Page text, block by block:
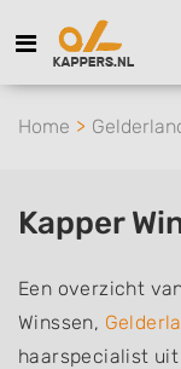
Home
Kapper
Een overzicht
Winssen,
haarspecialist